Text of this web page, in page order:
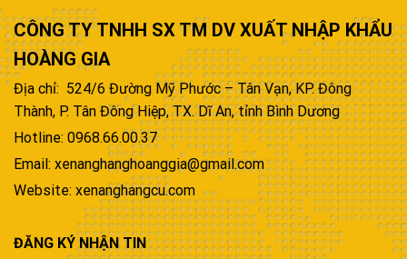
CÔNG TY TNHH SX TM DV XUẤT NHẬP KHẨU
HOÀNG GIA
Địa chỉ: 524/6 Đường Mỹ Phước – Tân Vạn, KP. Đông
Thành, P. Tân Đông Hiệp, TX. Dĩ An, tỉnh Bình Dương
Hotline: 0968.66.00.37
Email: xenanghanghoanggia@gmail.com
Website: xenanghangcu.com
ĐĂNG KÝ NHẬN TIN